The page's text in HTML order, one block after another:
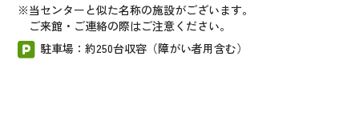
当センターと似た名称の施設がございます。
ご来館・ご連絡の際はご注意ください。
駐車場：約250台収容（障がい者用含む）